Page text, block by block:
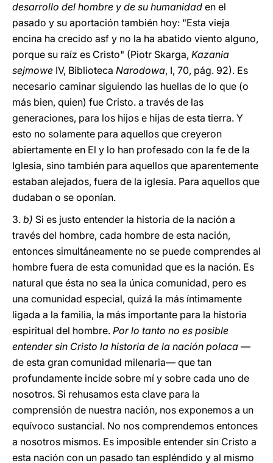
desarrollo del hombre y de su humanidad en el
pasado y su aportación también hoy: "Esta vieja
encina ha crecido asf y no la ha abatido viento alguno,
porque su raíz es Cristo" (Piotr Skarga, Kazania
sejmowe IV, Biblioteca Narodowa, I, 70, pág. 92). Es
necesario caminar siguiendo las huellas de lo que (o
más bien, quien) fue Cristo. a través de las
generaciones, para los hijos e hijas de esta tierra. Y
esto no solamente para aquellos que creyeron
abiertamente en El y lo han profesado con la fe de la
Iglesia, sino también para aquellos que aparentemente
estaban alejados, fuera de la iglesia. Para aquellos que
dudaban o se oponían.
3. b) Si es justo entender la historia de la nación a
través del hombre, cada hombre de esta nación,
entonces simultáneamente no se puede comprendes al
hombre fuera de esta comunidad que es la nación. Es
natural que ésta no sea la única comunidad, pero es
una comunidad especial, quizá la más íntimamente
ligada a la familia, la más importante para la historia
espiritual del hombre. Por lo tanto no es posible
entender sin Cristo la historia de la nación polaca —
de esta gran comunidad milenaria— que tan
profundamente incide sobre mí y sobre cada uno de
nosotros. Si rehusamos esta clave para la
comprensión de nuestra nación, nos exponemos a un
equívoco sustancial. No nos comprendemos entonces
a nosotros mismos. Es imposible entender sin Cristo a
esta nación con un pasado tan espléndido y al mismo